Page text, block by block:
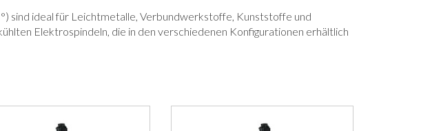
sind ideal für Leichtmetalle, Verbundwerkstoffe, Kunststoffe und
Elektrospindeln, die in den verschiedenen Konfigurationen erhältlich